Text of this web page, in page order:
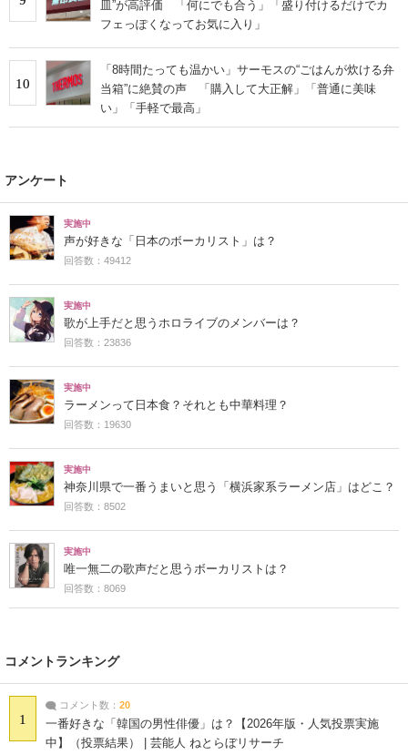
皿”が高評価 「何にでも合う」「盛り付けるだけでカ
フェっぽくなってお気に入り」
10
「8時間たっても温かい」サーモスの“ごはんが炊ける弁
当箱”に絶賛の声 「購入して大正解」「普通に美味
い」「手軽で最高」
アンケート
実施中
声が好きな「日本のボーカリスト」は？
回答数：49412
実施中
歌が上手だと思うホロライブのメンバーは？
回答数：23836
実施中
ラーメンって日本食？それとも中華料理？
回答数：19630
実施中
神奈川県で一番うまいと思う「横浜家系ラーメン店」はどこ？
回答数：8502
実施中
唯一無二の歌声だと思うボーカリストは？
回答数：8069
コメントランキング
1
コメント数： 20
一番好きな「韓国の男性俳優」は？【2026年版・人気投票実施
中】（投票結果） | 芸能人 ねとらぼリサーチ